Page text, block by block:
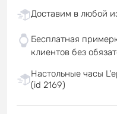
Доставим в любой
Бесплатная
клиентов без
Настольные часы
(id 2169)